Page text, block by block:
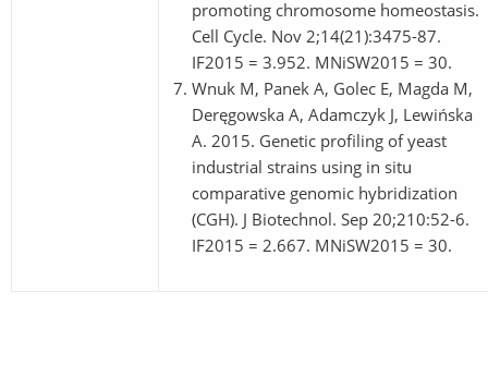
promoting chromosome homeostasis.
Cell Cycle. Nov 2;14(21):3475-87.
IF2015 = 3.952. MNiSW2015 = 30.
Wnuk M, Panek A, Golec E, Magda M,
Deręgowska A, Adamczyk J, Lewińska
A. 2015. Genetic profiling of yeast
industrial strains using in situ
comparative genomic hybridization
(CGH). J Biotechnol. Sep 20;210:52-6.
IF2015 = 2.667. MNiSW2015 = 30.